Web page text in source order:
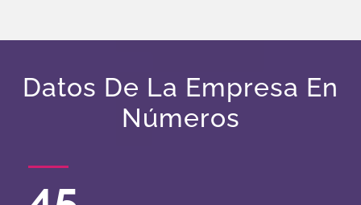
Datos De La Empresa En
Números